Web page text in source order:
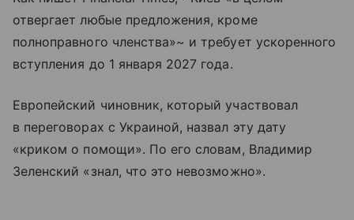
отвергает любые предложения, кроме
полноправного членства»~ и требует ускоренного
вступления до 1 января 2027 года.
Европейский чиновник, который участвовал
в переговорах с Украиной, назвал эту дату
«криком о помощи». По его словам, Владимир
Зеленский «знал, что это невозможно».